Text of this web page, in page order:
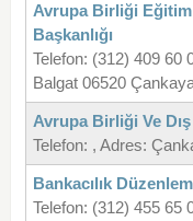
Avrupa Birliği Eğitim
Başkanlığı
Telefon: (312) 409 60
Balgat 06520
Avrupa Birliği Ve
Telefon: , Adres:
Bankacılık
Telefon: (312) 455 65